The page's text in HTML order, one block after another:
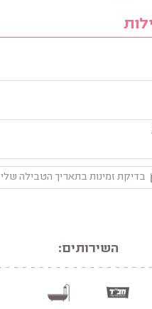
בדיקת זמינות בתאריך הטבילה שלי
השירותים: